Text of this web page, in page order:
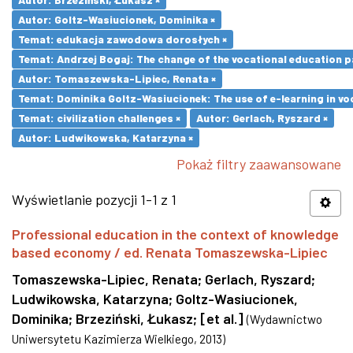
Autor: Goltz-Wasiucionek, Dominika ×
Temat: edukacja zawodowa dorosłych ×
Temat: Andrzej Bogaj: The change of the vocational education
Autor: Tomaszewska-Lipiec, Renata ×
Temat: Dominika Goltz-Wasiucionek: The use of e-learning in
Temat: civilization challenges ×
Autor: Gerlach, Ryszard ×
Autor: Ludwikowska, Katarzyna ×
Pokaż filtry zaawansowane
Wyświetlanie pozycji 1-1 z 1
Professional education in the context of knowledge
based economy / ed. Renata Tomaszewska-Lipiec
Tomaszewska-Lipiec, Renata; Gerlach, Ryszard;
Ludwikowska, Katarzyna; Goltz-Wasiucionek,
Dominika; Brzeziński, Łukasz; [et al.] (Wydawnictwo
Uniwersytetu Kazimierza Wielkiego, 2013)